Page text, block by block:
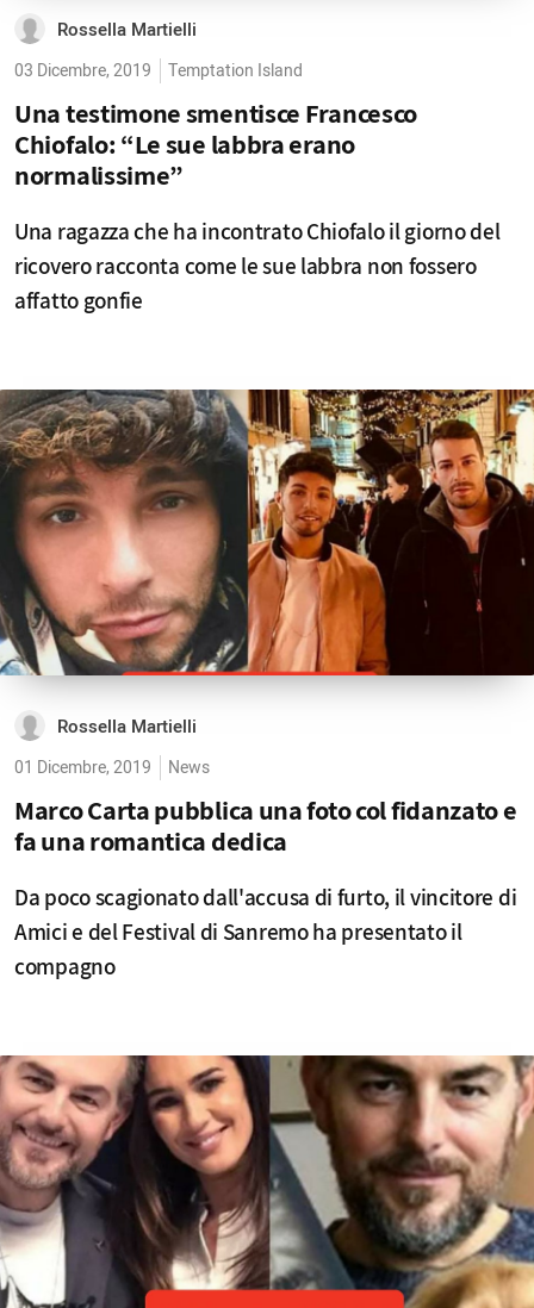
Rossella Martielli
03 Dicembre, 2019 Temptation Island
Una testimone smentisce Francesco
Chiofalo: “Le sue labbra erano
normalissime”
Una ragazza che ha incontrato Chiofalo il giorno del
ricovero racconta come le sue labbra non fossero
affatto gonfie
Rossella Martielli
01 Dicembre, 2019 News
Marco Carta pubblica una foto col fidanzato e
fa una romantica dedica
Da poco scagionato dall'accusa di furto, il vincitore di
Amici e del Festival di Sanremo ha presentato il
compagno